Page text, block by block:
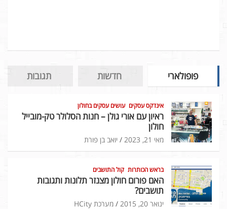
פופולארי חדשות תגובות
אינדקס עסקים עושים עסקים בחולון
ראיון עם אורי גולן – חנות הסלולר טק-מובייל
חולון
מאי 21, 2023 יואב בן פורת
בראש הכותרות קול התושבים
האם פורום חולון מצנזר תלונות ותגובות
תושבים?
ינואר 20, 2015 מערכת HCity